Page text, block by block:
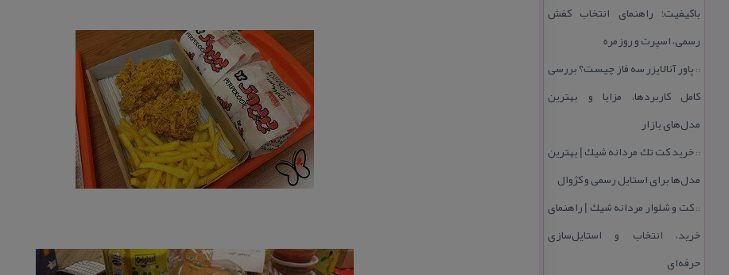
باكیفیت؛ راهنمای انتخاب كفش
رسمی، اسپرت و روزمره
:: پاور آنالایزر سه فاز چیست؟ بررسی
كامل كاربردها، مزایا و بهترین
مدل‌های بازار
::خرید كت تك مردانه شیك | بهترین
مدل‌ها برای استایل رسمی و كژوال
::كت و شلوار مردانه شیك | راهنمای
خرید، انتخاب و استایل‌سازی
حرفه‌ای